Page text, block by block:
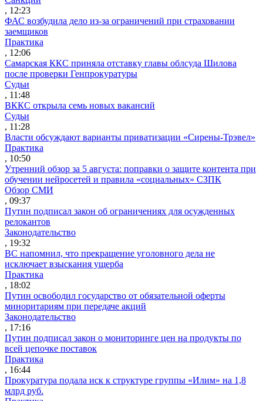
, 12:23
ФАС возбудила дело из-за ограничений при страховании
заемщиков
Практика
, 12:06
Самарская ККС приняла отставку главы облсуда Шилова
после проверки Генпрокуратуры
Судьи
, 11:48
ВККС открыла семь новых вакансий
Судьи
, 11:28
Власти обсуждают варианты приватизации «Сирены-Трэвел»
Практика
, 10:50
Утренний обзор за 5 августа: поправки о защите контента при
обучении нейросетей и правила «социальных» СЗПК
Обзор СМИ
, 09:37
Путин подписал закон об ограничениях для осужденных
релокантов
Законодательство
, 19:32
ВС напомнил, что прекращение уголовного дела не
исключает взыскания ущерба
Практика
, 18:02
Путин освободил государство от обязательной оферты
миноритариям при передаче акций
Законодательство
, 17:16
Путин подписал закон о мониторинге цен на продукты по
всей цепочке поставок
Практика
, 16:44
Прокуратура подала иск к структуре группы «Илим» на 1,8
млрд руб.